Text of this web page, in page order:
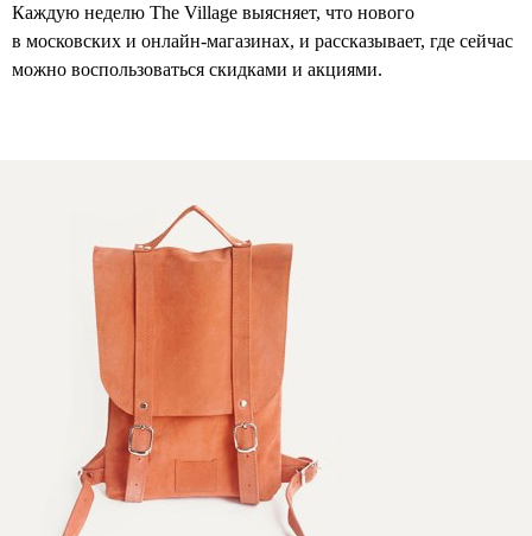
Каждую неделю The Village выясняет, что нового
в московских и онлайн-магазинах, и рассказывает, где сейчас
можно воспользоваться скидками и акциями.